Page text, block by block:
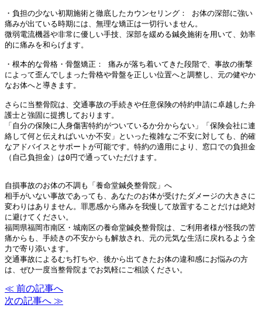
・負担の少ない初期施術と徹底したカウンセリング： お体の深部に強い
痛みが出ている時期には、無理な矯正は一切行いません。
微弱電流機器や非常に優しい手技、深部を緩める鍼灸施術を用いて、効率
的に痛みを和らげます。
・根本的な骨格・骨盤矯正： 痛みが落ち着いてきた段階で、事故の衝撃
によって歪んでしまった骨格や骨盤を正しい位置へと調整し、元の健やか
なお体へと導きます。
さらに当整骨院は、交通事故の手続きや任意保険の特約申請に卓越した弁
護士と強固に提携しております。
「自分の保険に人身傷害特約がついているか分からない」「保険会社に連
絡して何と伝えればいいか不安」といった複雑なご不安に対しても、的確
なアドバイスとサポートが可能です。特約の適用により、窓口での負担金
（自己負担金）は0円で通っていただけます。
自損事故のお体の不調も「養命堂鍼灸整骨院」へ
相手がいない事故であっても、あなたのお体が受けたダメージの大きさに
変わりはありません。罪悪感から痛みを我慢して放置することだけは絶対
に避けてください。
福岡県福岡市南区・城南区の養命堂鍼灸整骨院は、ご利用者様が怪我の苦
痛からも、手続きの不安からも解放され、元の元気な生活に戻れるよう全
力で寄り添います。
交通事故によるむち打ちや、後から出てきたお体の違和感にお悩みの方
は、ぜひ一度当整骨院までお気軽にご相談ください。
≪ 前の記事へ
次の記事へ ≫